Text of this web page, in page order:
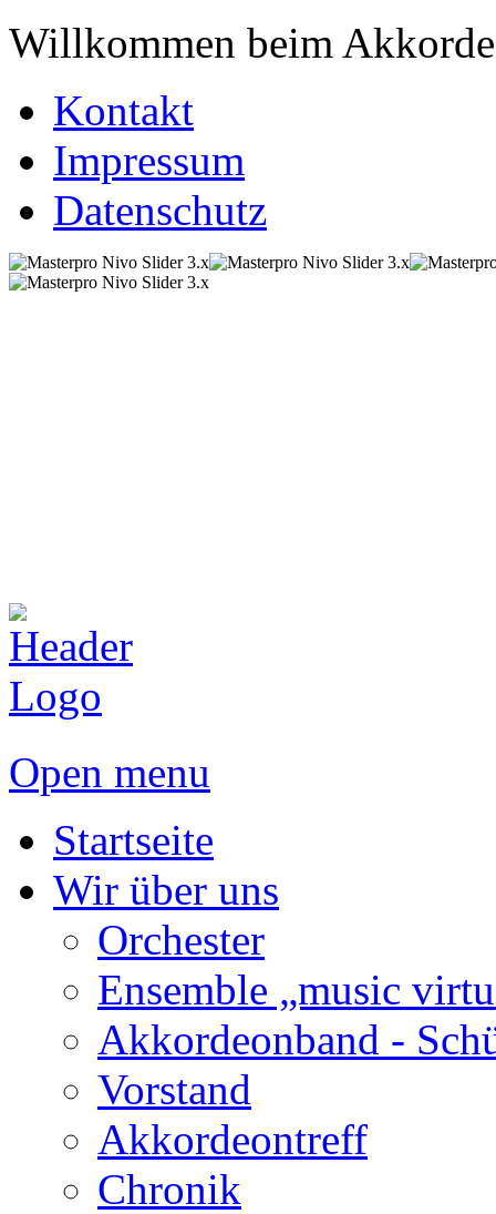
Willkommen beim
Kontakt
Impressum
Datenschutz
Open menu
Startseite
Wir über uns
Orchester
Ensemble „music
Akkordeonband -
Vorstand
Akkordeontreff
Chronik